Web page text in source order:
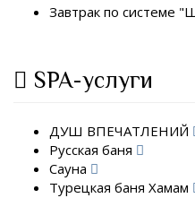
Завтрак по системе
SPA-услуги
ДУШ ВПЕЧАТЛЕНИЙ
Русская баня
Сауна
Турецкая баня Хамам